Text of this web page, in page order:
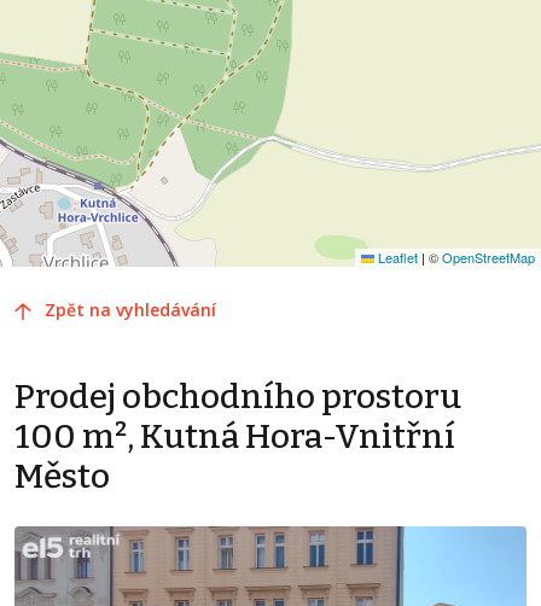
Leaflet | ©OpenStreetMap
Zpět na vyhledávání
Prodej obchodního prostoru
100 m², Kutná Hora-Vnitřní
Město